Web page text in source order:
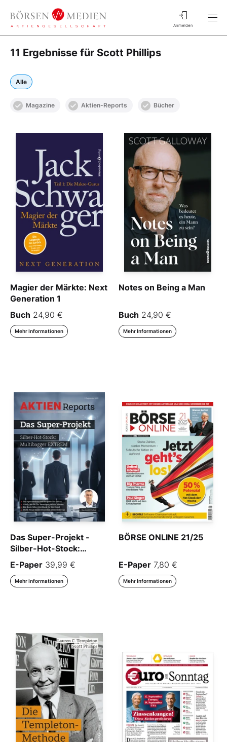
Anmelden
11 Ergebnisse für Scott Phillips
Alle
Magazine Aktien-Reports Bücher
Magier der Märkte: Next
Generation 1
Buch 24,90 €
Mehr Informationen
Notes on Being a Man
Buch 24,90 €
Mehr Informationen
Das Super-Projekt -
Silber-Hot-Stock:
Multibagger EXTREM
E-Paper 39,99 €
Mehr Informationen
BÖRSE ONLINE 21/25
E-Paper 7,80 €
Mehr Informationen